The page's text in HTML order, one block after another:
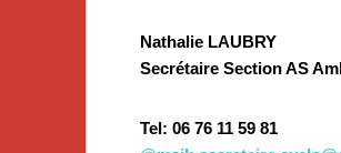
Nathalie LAUBRY
Secrétaire Section AS
Tel: 06 76 11 59 81